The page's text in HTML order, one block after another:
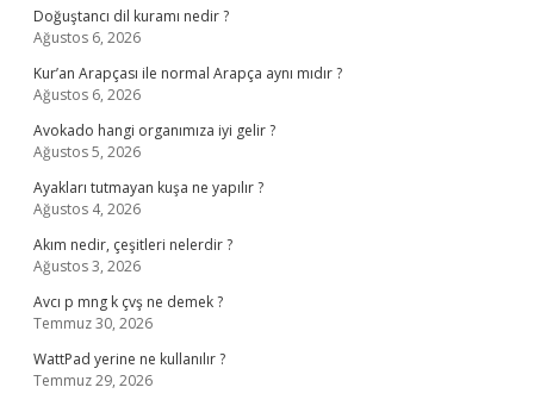
Doğuştancı dil kuramı nedir ?
Ağustos 6, 2026
Kur’an Arapçası ile normal Arapça aynı mıdır ?
Ağustos 6, 2026
Avokado hangi organımıza iyi gelir ?
Ağustos 5, 2026
Ayakları tutmayan kuşa ne yapılır ?
Ağustos 4, 2026
Akım nedir, çeşitleri nelerdir ?
Ağustos 3, 2026
Avcı p mng k çvş ne demek ?
Temmuz 30, 2026
WattPad yerine ne kullanılır ?
Temmuz 29, 2026